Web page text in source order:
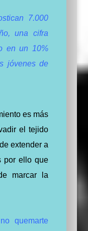
7.000
una cifra
en un 10%
jóvenes de
es más
el tejido
extender a
por ello que
marcar la
quemarte